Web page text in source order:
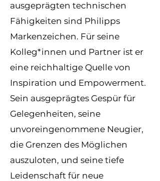
ausgeprägten technischen
Fähigkeiten sind Philipps
Markenzeichen. Für seine
Kolleg*innen und Partner ist er
eine reichhaltige Quelle von
Inspiration und Empowerment.
Sein ausgeprägtes Gespür für
Gelegenheiten, seine
unvoreingenommene Neugier,
die Grenzen des Möglichen
auszuloten, und seine tiefe
Leidenschaft für neue